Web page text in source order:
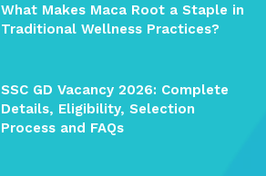
What Makes Maca Root a Staple in
Traditional Wellness Practices?
SSC GD Vacancy 2026: Complete
Details, Eligibility, Selection
Process and FAQs